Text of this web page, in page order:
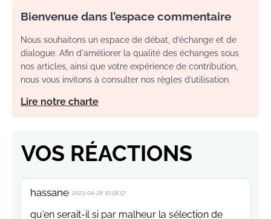
Bienvenue dans l’espace commentaire
Nous souhaitons un espace de débat, d’échange et de
dialogue. Afin d'améliorer la qualité des échanges sous
nos articles, ainsi que votre expérience de contribution,
nous vous invitons à consulter nos règles d’utilisation.
Lire notre charte
VOS RÉACTIONS
hassane 2023-04-28 10:58:57
qu'en serait-il si par malheur la sélection de